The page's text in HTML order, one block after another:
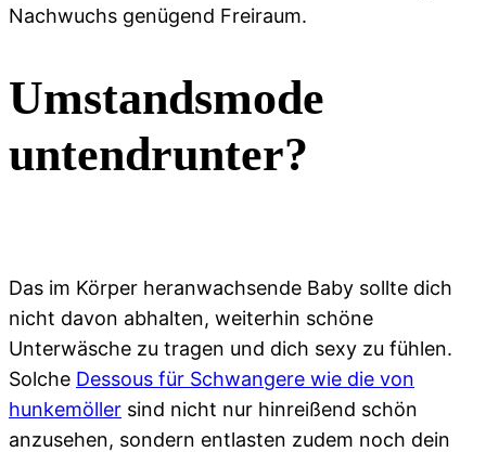
Nachwuchs genügend Freiraum.
Umstandsmode
untendrunter?
Das im Körper heranwachsende Baby sollte dich
nicht davon abhalten, weiterhin schöne
Unterwäsche zu tragen und dich sexy zu fühlen.
Solche Dessous für Schwangere wie die von
hunkemöller sind nicht nur hinreißend schön
anzusehen, sondern entlasten zudem noch dein